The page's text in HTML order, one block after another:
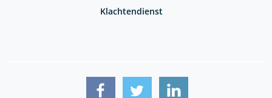
Klachtendienst